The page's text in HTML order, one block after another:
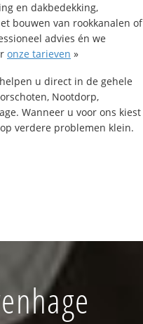
en dakbedekking,
bouwen van rookkanalen of
advies én we
onze tarieven »
u direct in de gehele
Nootdorp,
Wanneer u voor ons kiest
verdere problemen klein.